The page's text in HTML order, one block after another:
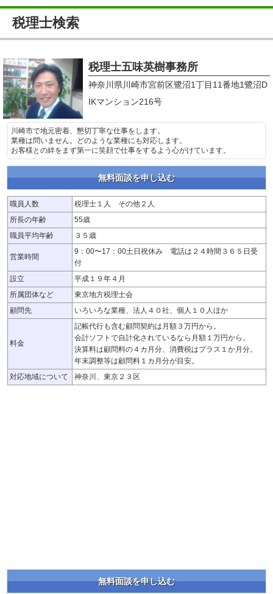
税理士検索
税理士五味英樹事務所
神奈川県川崎市宮前区鷺沼1丁目11番地1鷺沼D
IKマンション216号
川崎市で地元密着、懇切丁寧な仕事をします。
業種は問いません。どのような業種にも対応します。
お客様との絆をまず第一に笑顔で仕事をするよう心がけています。
無料面談を申し込む
職員人数
税理士１人 その他２人
所長の年齢
55歳
職員平均年齢
３５歳
営業時間
9：00〜17：00土日祝休み 電話は２４時間３６５日受
付
設立
平成１９年４月
所属団体など
東京地方税理士会
顧問先
いろいろな業種、法人４０社、個人１０人ほか
料金
記帳代行も含む顧問契約は月額３万円から。
会計ソフトで自計化されているなら月額１万円から。
決算料は顧問料の４カ月分、消費税はプラス１か月分。
年末調整等は顧問料１カ月分が目安。
対応地域について
神奈川、東京２３区
無料面談を申し込む